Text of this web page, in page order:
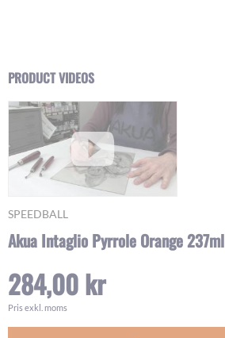
SPEEDBALL
Akua Intaglio Pyrrole Orange 237ml
284,00 kr
Pris exkl. moms
Skip
to
the
beginning
the
images
gallery
PRODUCT VIDEOS